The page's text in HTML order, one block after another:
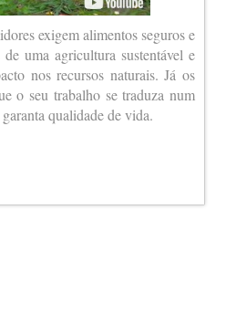
exigem alimentos seguros e
uma agricultura sustentável e
nos recursos naturais. Já os
o seu trabalho se traduza num
qualidade de vida.